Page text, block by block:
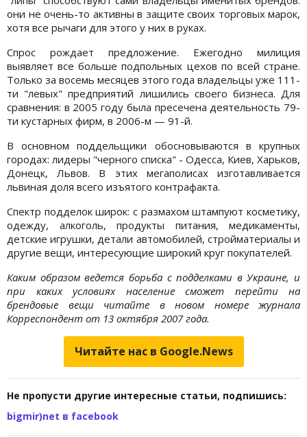
они не очень-то активны в защите своих торговых марок,
хотя все рычаги для этого у них в руках.
Спрос рождает предложение. Ежегодно милиция
выявляет все больше подпольных цехов по всей стране.
Только за восемь месяцев этого года владельцы уже 111-
ти "левых" предприятий лишились своего бизнеса. Для
сравнения: в 2005 году была пресечена деятельность 79-
ти кустарных фирм, в 2006-м — 91-й.
В основном поддельщики обосновываются в крупных
городах: лидеры "черного списка" - Одесса, Киев, Харьков,
Донецк, Львов. В этих мегаполисах изготавливается
львиная доля всего изъятого контрафакта.
Спектр подделок широк: с размахом штампуют косметику,
одежду, алкоголь, продукты питания, медикаменты,
детские игрушки, детали автомобилей, стройматериалы и
другие вещи, интересующие широкий круг покупателей.
Каким образом ведется борьба с подделками в Украине, и
при каких условиях население сможет перейти на
брендовые вещи читайте в новом номере журнала
Корреспондент от 13 октября 2007 года.
Читайте нас в Google.News
Не пропусти другие интересные статьи, подпишись:
bigmir)net в facebook